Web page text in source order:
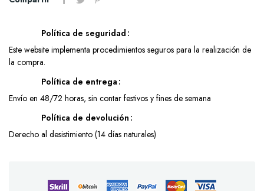
Política de seguridad
Este website implementa procedimientos seguros para la realización de
la compra.
Política de entrega
Envío en 48/72 horas, sin contar festivos y fines de semana
Política de devolución
Derecho al desistimiento (14 días naturales)